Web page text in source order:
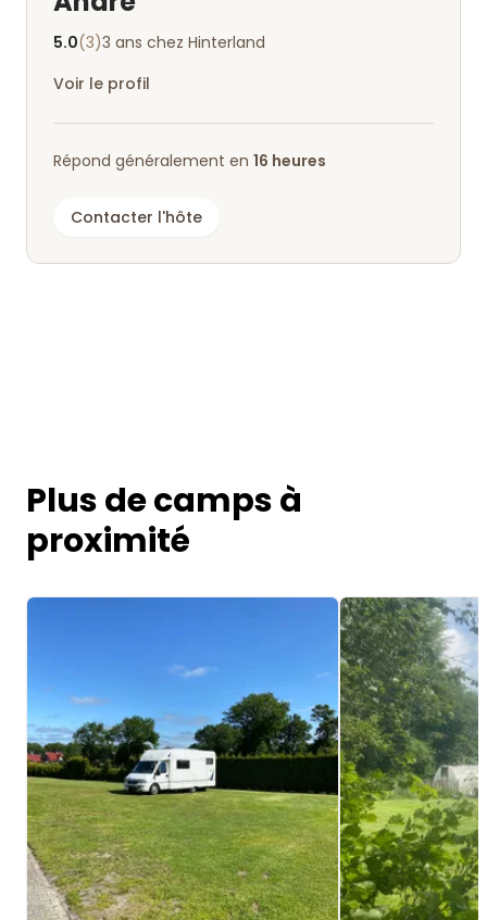
5.0(3)3 ans chez Hinterland
Voir le profil
Répond généralement en 16 heures
Contacter l'hôte
Plus de camps à
proximité
Image 1 of 5 Image 1 of 5